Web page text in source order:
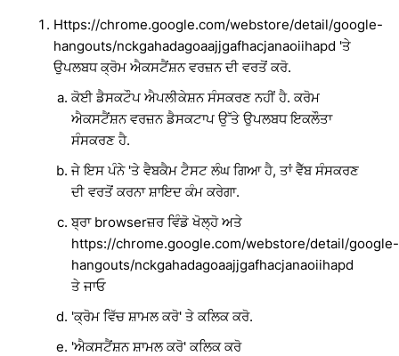
Https://chrome.google.com/webstore/detail/google-
hangouts/nckgahadagoaajjgafhacjanaoiihapd 'ਤੇ
ਉਪਲਬਧ ਕ੍ਰੋਮ ਐਕਸਟੈਂਸ਼ਨ ਵਰਜ਼ਨ ਦੀ ਵਰਤੋਂ ਕਰੋ.
ਕੋਈ ਡੈਸਕਟੌਪ ਐਪਲੀਕੇਸ਼ਨ ਸੰਸਕਰਣ ਨਹੀਂ ਹੈ. ਕਰੋਮ
ਐਕਸਟੈਂਸ਼ਨ ਵਰਜ਼ਨ ਡੈਸਕਟਾਪ ਉੱਤੇ ਉਪਲਬਧ ਇਕਲੌਤਾ
ਸੰਸਕਰਣ ਹੈ.
ਜੇ ਇਸ ਪੰਨੇ 'ਤੇ ਵੈਬਕੈਮ ਟੈਸਟ ਲੰਘ ਗਿਆ ਹੈ, ਤਾਂ ਵੈੱਬ ਸੰਸਕਰਣ
ਦੀ ਵਰਤੋਂ ਕਰਨਾ ਸ਼ਾਇਦ ਕੰਮ ਕਰੇਗਾ.
ਬ੍ਰਾ browserਜ਼ਰ ਵਿੰਡੋ ਖੋਲ੍ਹੋ ਅਤੇ
https://chrome.google.com/webstore/detail/google-
hangouts/nckgahadagoaajjgafhacjanaoiihapd
ਤੇ ਜਾਓ
'ਕ੍ਰੋਮ ਵਿੱਚ ਸ਼ਾਮਲ ਕਰੋ' ਤੇ ਕਲਿਕ ਕਰੋ.
'ਐਕਸਟੈਂਸ਼ਨ ਸ਼ਾਮਲ ਕਰੋ' ਕਲਿਕ ਕਰੋ